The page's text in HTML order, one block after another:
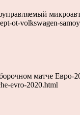
ot-volkswagen-
матче Евро-
evro-2020.html